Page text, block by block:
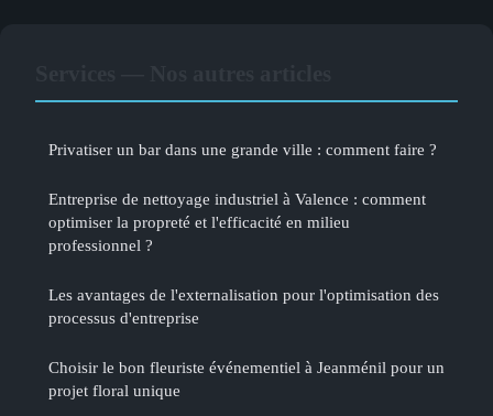
Privatiser un bar dans une grande ville : comment faire ?
Entreprise de nettoyage industriel à Valence : comment
optimiser la propreté et l'efficacité en milieu
professionnel ?
Les avantages de l'externalisation pour l'optimisation des
processus d'entreprise
Choisir le bon fleuriste événementiel à Jeanménil pour un
projet floral unique